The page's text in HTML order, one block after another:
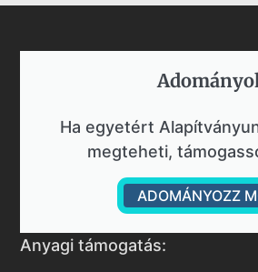
Ha egyetért
megteheti,
ADOMÁNYOZZ
Anyagi támogatás: